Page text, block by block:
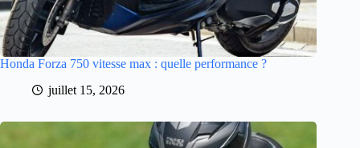
Honda Forza 750 vitesse max : quelle performance ?
juillet 15, 2026